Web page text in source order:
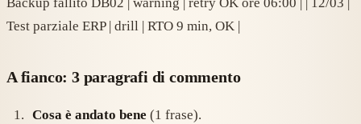
Backup fallito DB02 | warning | retry OK ore 06:00 | | 12/03 |
Test parziale ERP | drill | RTO 9 min, OK |
A fianco: 3 paragrafi di commento
Cosa è andato bene (1 frase).